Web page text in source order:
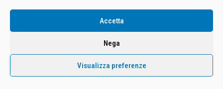
Accetta
Nega
Visualizza preferenze